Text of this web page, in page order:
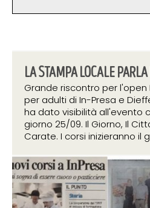
10 ottobre 2019
LA STAMPA LOCALE
Grande riscontro per l'open
per adulti di In-Presa e
ha dato visibilità all'evento
giorno 25/09. Il Giorno, Il
Carate. I corsi inizieranno il